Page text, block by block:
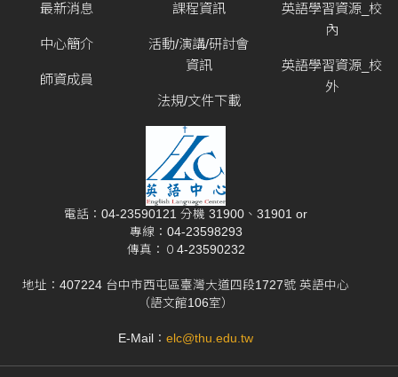
最新消息
中心簡介
師資成員
課程資訊
活動/演講/研討會
資訊
法規/文件下載
英語學習資源_校
內
英語學習資源_校
外
電話：04-23590121 分機 31900、31901 or
專線：04-23598293
傳真：０4-23590232
地址：407224 台中市西屯區臺灣大道四段1727號 英語中心
（語文館106室）
E-Mail： elc@thu.edu.tw